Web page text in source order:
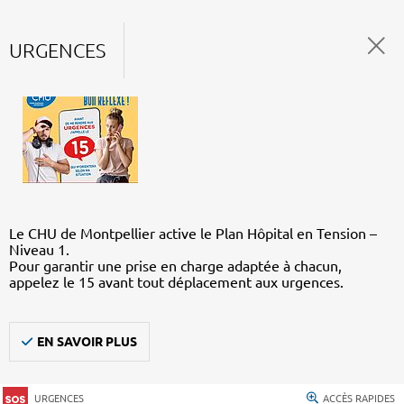
URGENCES
Le CHU de Montpellier active le Plan Hôpital en Tension –
Niveau 1.
Pour garantir une prise en charge adaptée à chacun,
appelez le 15 avant tout déplacement aux urgences.
EN SAVOIR PLUS
URGENCES ACCÈS RAPIDES